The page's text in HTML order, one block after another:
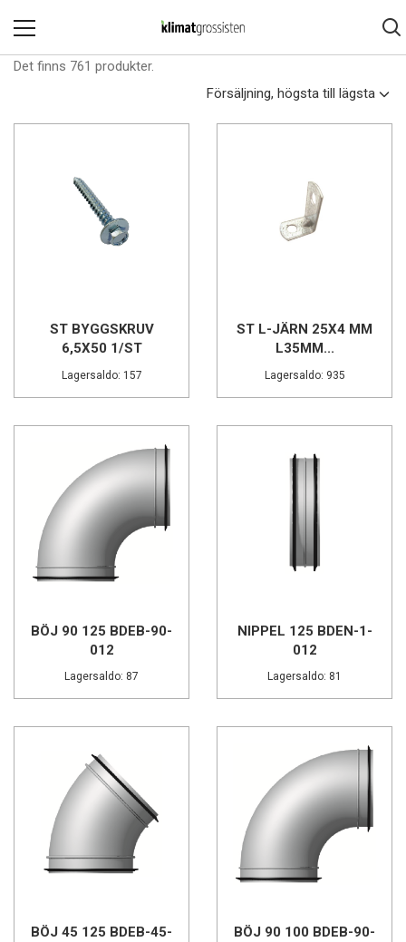
Det finns 761 produkter.
Försäljning, högsta till lägsta
ST BYGGSKRUV
6,5X50 1/ST
Lagersaldo: 157
ST L-JÄRN 25X4 MM
L35MM...
Lagersaldo: 935
BÖJ 90 125 BDEB-90-
012
Lagersaldo: 87
NIPPEL 125 BDEN-1-
012
Lagersaldo: 81
BÖJ 45 125 BDEB-45-
BÖJ 90 100 BDEB-90-